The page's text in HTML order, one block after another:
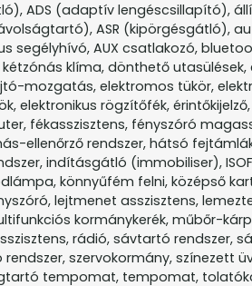
ADS (adaptív lengéscsillapító),
ASR (kipörgésgátló),
segélyhívó, AUX csatlakozó,
klíma, dönthető utasülések,
mozgatás, elektromos tükör,
elektronikus rögzítőfék, érintőkijelző,
fékasszisztens, fényszóró
ellenőrző rendszer, hátsó
indításgátló (immobiliser),
könnyűfém felni, középső
lejtmenet asszisztens,
kormánykerék, műbőr-
rádió, sávtartó rendszer,
szervokormány, színezett
tempomat, tempomat,